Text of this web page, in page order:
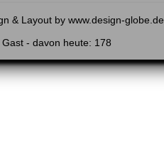
& Layout bywww.design-globe.de
- davon heute: 178